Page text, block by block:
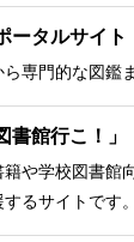
タルサイト
専門的な図鑑
館行こ！」
や学校図書
るサイトです。